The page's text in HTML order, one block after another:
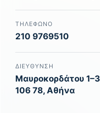
ΤΗΛΈΦΩΝΟ
210 9769510
ΔΙΕΎΘΥΝΣΗ
Μαυροκορδάτου 1–3
106 78, Αθήνα